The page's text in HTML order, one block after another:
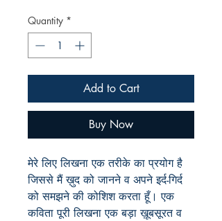
Quantity *
Add to Cart
Buy Now
मेरे लिए लिखना एक तरीके का प्रयोग है
जिससे मैं ख़ुद को जानने व अपने इर्द-गिर्द
को समझने की कोशिश करता हूँ। एक
कविता पूरी लिखना एक बड़ा ख़ूबसूरत व